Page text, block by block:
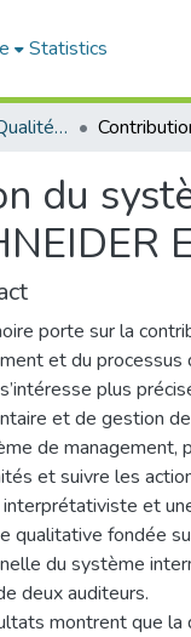
Statistics
Management par la Qualité (MPQ)
du
porte sur la
et du processus
s’intéresse plus
et de gestion
de management,
et suivre les
et
qualitative fondée
du système
deux auditeurs.
montrent que la